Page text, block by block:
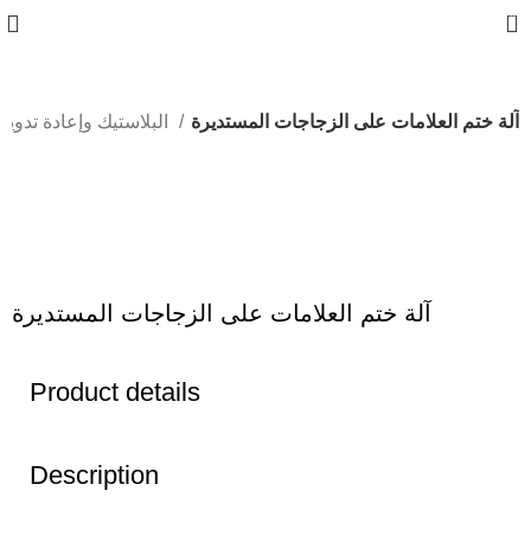
0
آلة ختم العلامات على الزجاجات المستديرة
آلة ختم العلامات على الزجاجات المستديرة
Product details
Description